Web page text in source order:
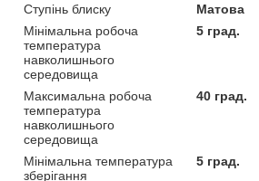
Ступінь блиску
Матова
Мінімальна робоча
температура
навколишнього
середовища
5 град.
Максимальна робоча
температура
навколишнього
середовища
40 град.
Мінімальна температура
зберігання
5 град.